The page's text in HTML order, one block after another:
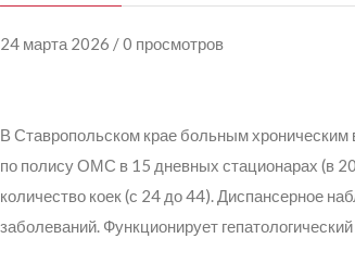
24 марта 2026 / 0 просмотров
В Ставропольском крае больным
по полису ОМС в 15 дневных стационарах (в
количество коек (с 24 до 44). Диспансерное
заболеваний. Функционирует